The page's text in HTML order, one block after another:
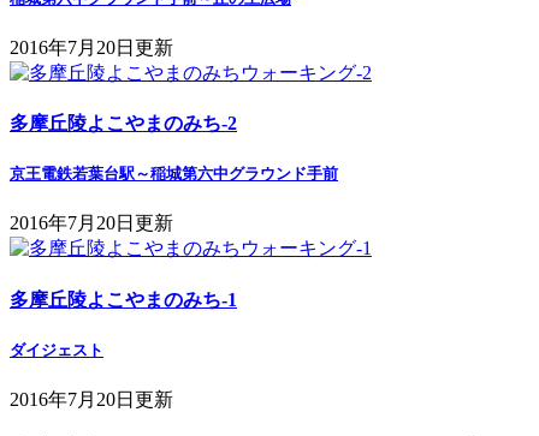
2016年7月20日更新
多摩丘陵よこやまのみち-2
京王電鉄若葉台駅～稲城第六中グラウンド手前
2016年7月20日更新
多摩丘陵よこやまのみち-1
ダイジェスト
2016年7月20日更新